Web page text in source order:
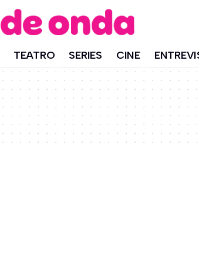
TEATRO SERIES CINE